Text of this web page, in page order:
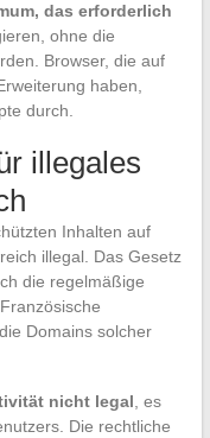
das erforderlich
ohne die
Browser, die auf
haben,
durch.
illegales
Inhalten auf
illegal. Das Gesetz
die regelmäßige
Domains solcher
nicht legal , es
Die rechtliche